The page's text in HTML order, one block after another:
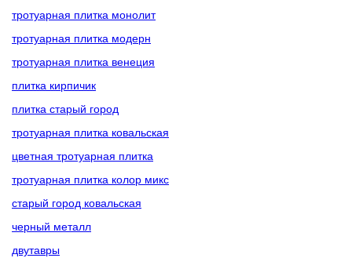
тротуарная плитка монолит
тротуарная плитка модерн
тротуарная плитка венеция
плитка кирпичик
плитка старый город
тротуарная плитка ковальская
цветная тротуарная плитка
тротуарная плитка колор микс
старый город ковальская
черный металл
двутавры